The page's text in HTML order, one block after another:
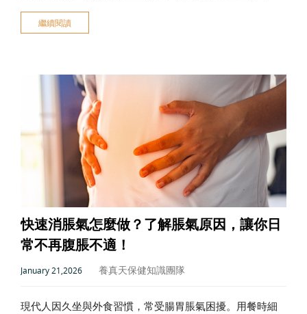
候，雖然看似是很簡單的動作，但其實我們的靈魂會在這
個時候協助我們把能量做分類及整理，而且一定要自己親
繼續閱讀
快速消脹氣怎麼做？了解脹氣原因，讓你日
常不再腹脹不適！
January 21,2026 養真天保健知識團隊
現代人因久坐與外食習慣，常受腸胃脹氣困擾。用餐時細